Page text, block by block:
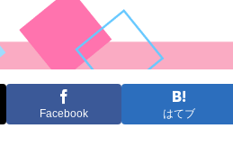
Facebook はてブ